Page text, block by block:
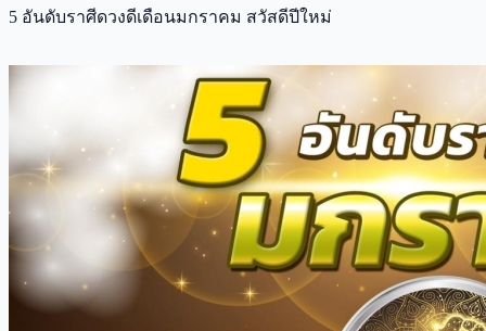
5 อันดับราศีดวงดีเดือนมกราคม สวัสดีปีใหม่